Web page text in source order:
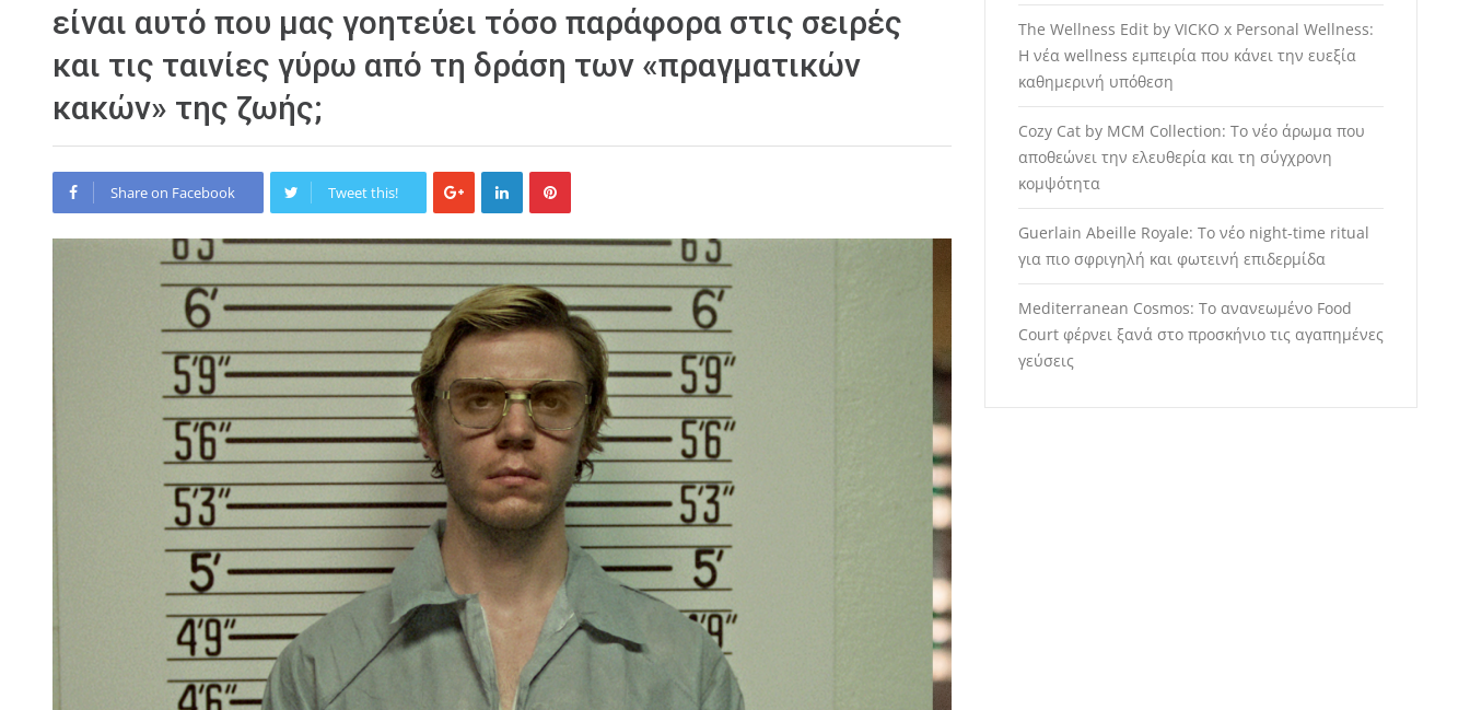
είναι αυτό που μας γοητεύει τόσο παράφορα στις σειρές
και τις ταινίες γύρω από τη δράση των «πραγματικών
κακών» της ζωής;
Share on Facebook Tweet this!
The Wellness Edit by VICKO x Personal Wellness:
Η νέα wellness εμπειρία που κάνει την ευεξία
καθημερινή υπόθεση
Cozy Cat by MCM Collection: Το νέο άρωμα που
αποθεώνει την ελευθερία και τη σύγχρονη
κομψότητα
Guerlain Abeille Royale: Το νέο night-time ritual
για πιο σφριγηλή και φωτεινή επιδερμίδα
Mediterranean Cosmos: Το ανανεωμένο Food
Court φέρνει ξανά στο προσκήνιο τις αγαπημένες
γεύσεις